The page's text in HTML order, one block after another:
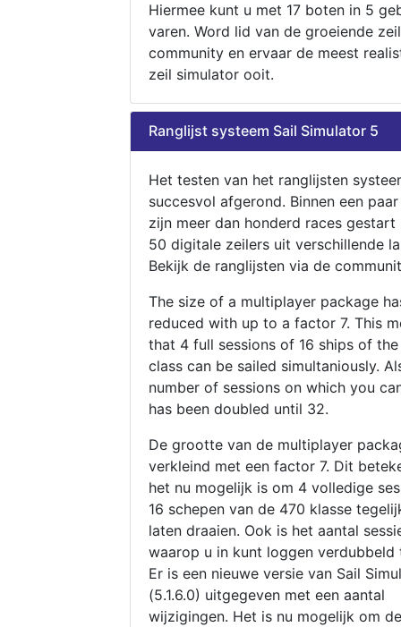
Hiermee kunt u met 17 boten in 5
varen. Word lid van de groeiende zeil
community en ervaar de meest
zeil simulator ooit.
Ranglijst systeem Sail Simulator 5
Het testen van het ranglijsten
succesvol afgerond. Binnen een
zijn meer dan honderd races gestart
50 digitale zeilers uit verschillende
Bekijk de ranglijsten via de
The size of a multiplayer package
reduced with up to a factor 7. This
that 4 full sessions of 16 ships of
class can be sailed simultaniously.
number of sessions on which you
has been doubled until 32.
De grootte van de multiplayer
verkleind met een factor 7. Dit
het nu mogelijk is om 4 volledige
16 schepen van de 470 klasse
laten draaien. Ook is het aantal
waarop u in kunt loggen verdubbeld
Er is een nieuwe versie van Sail
(5.1.6.0) uitgegeven met een aantal
wijzigingen. Het is nu mogelijk om de